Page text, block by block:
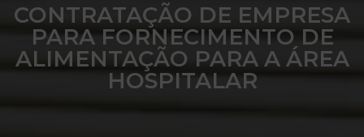
CONTRATAÇÃO DE EMPRESA
PARA FORNECIMENTO DE
ALIMENTAÇÃO PARA A ÁREA
HOSPITALAR